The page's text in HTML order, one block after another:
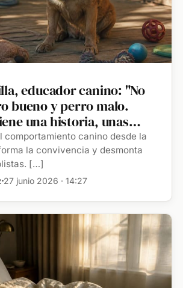
educador canino: "No
bueno y perro malo.
una historia, unas
previas, unas
determinadas y una
diferente"
comportamiento canino desde la
la convivencia y desmonta
[…]
27 junio 2026 · 14:27